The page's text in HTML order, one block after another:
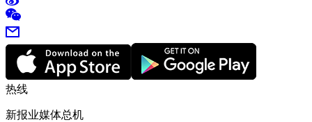
热线
新报业媒体总机